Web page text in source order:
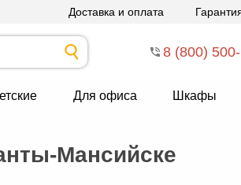
Доставка и оплата
8 (800)
Для офиса Шкафы
Мансийске